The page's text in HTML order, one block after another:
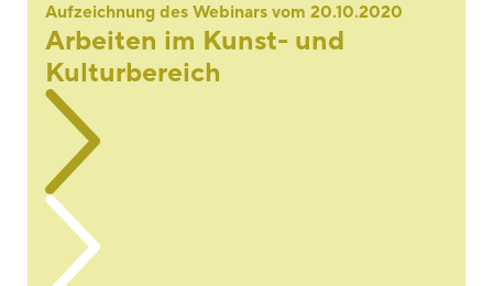
Aufzeichnung des Webinars vom 20.10.2020
Arbeiten im Kunst- und
Kulturbereich